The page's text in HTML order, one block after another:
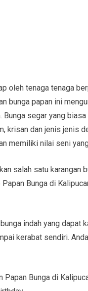
oleh tenaga tenaga
bunga papan ini
segar yang
krisan dan jenis jenis
memiliki nilai seni
salah satu karangan
Bunga di
indah yang dapat
kerabat sendiri.
Bunga di